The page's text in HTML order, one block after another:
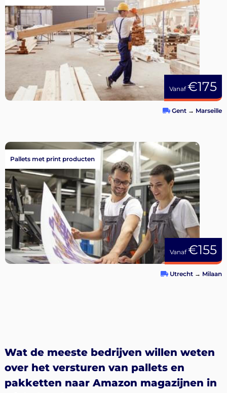
Vanaf€175
Gent → Marseille
Vanaf€155
Pallets met print producten
Utrecht → Milaan
Wat de meeste bedrijven willen weten
over het versturen van pallets en
pakketten naar Amazon magazijnen in